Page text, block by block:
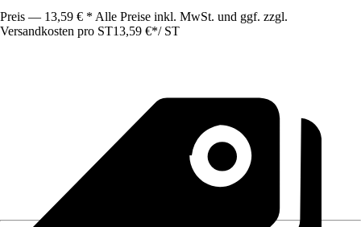
Preis — 13,59 € * Alle Preise inkl. MwSt. und ggf. zzgl.
Versandkosten pro ST13,59 €*/ ST